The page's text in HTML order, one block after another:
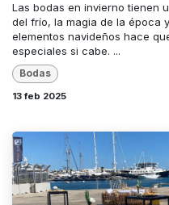
Las bodas en invierno tienen
del frío, la magia de la época
elementos navideños hace
especiales si cabe. ...
Bodas
13 feb 2025